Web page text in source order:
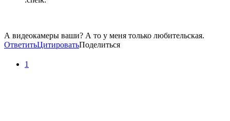
А видеокамеры ваши? А то у меня только любительская.
ОтветитьЦитироватьПоделиться
1